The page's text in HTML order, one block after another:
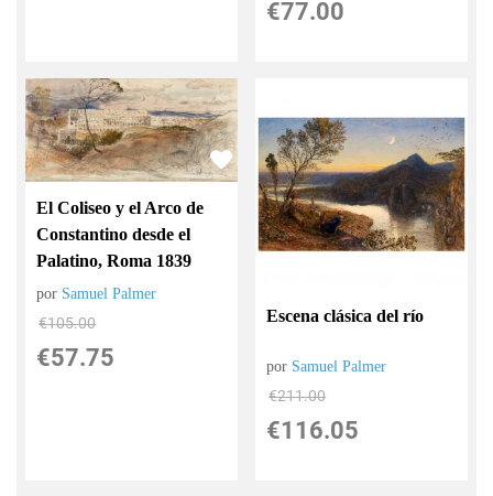
€77.00
El Coliseo y el Arco de
Constantino desde el
Palatino, Roma 1839
por Samuel Palmer
€105.00
€57.75
Escena clásica del río
por Samuel Palmer
€211.00
€116.05